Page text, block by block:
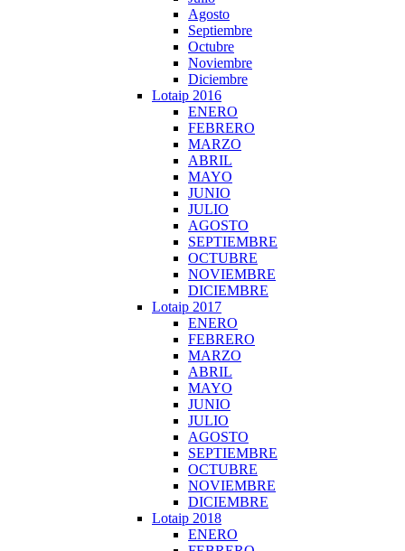
Agosto
Septiembre
Octubre
Noviembre
Diciembre
Lotaip 2016
ENERO
FEBRERO
MARZO
ABRIL
MAYO
JUNIO
JULIO
AGOSTO
SEPTIEMBRE
OCTUBRE
NOVIEMBRE
DICIEMBRE
Lotaip 2017
ENERO
FEBRERO
MARZO
ABRIL
MAYO
JUNIO
JULIO
AGOSTO
SEPTIEMBRE
OCTUBRE
NOVIEMBRE
DICIEMBRE
Lotaip 2018
ENERO